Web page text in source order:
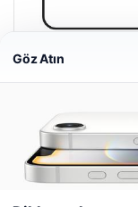
Enes Kaplan
Web sitemizi nasıl
Göz Atın